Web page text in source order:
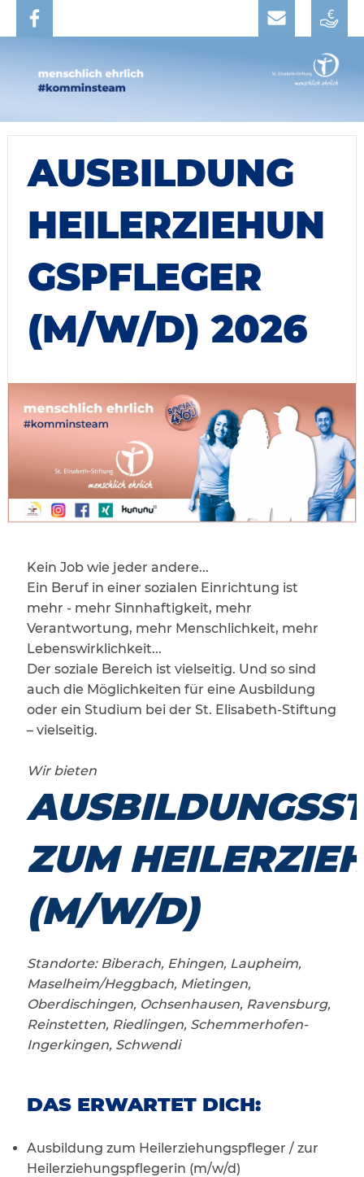
AUSBILDUNG
HEILERZIEHUN
GSPFLEGER
(M/W/D) 2026
Kein Job wie jeder andere...
Ein Beruf in einer sozialen Einrichtung ist
mehr - mehr Sinnhaftigkeit, mehr
Verantwortung, mehr Menschlichkeit, mehr
Lebenswirklichkeit...
Der soziale Bereich ist vielseitig. Und so sind
auch die Möglichkeiten für eine Ausbildung
oder ein Studium bei der St. Elisabeth-Stiftung
– vielseitig.
Wir bieten
ZUM
(M/W/D)
Standorte: Biberach, Ehingen, Laupheim,
Maselheim/Heggbach, Mietingen,
Oberdischingen, Ochsenhausen, Ravensburg,
Reinstetten, Riedlingen, Schemmerhofen-
Ingerkingen, Schwendi
DAS ERWARTET DICH:
Ausbildung zum Heilerziehungspfleger / zur
Heilerziehungspflegerin (m/w/d)